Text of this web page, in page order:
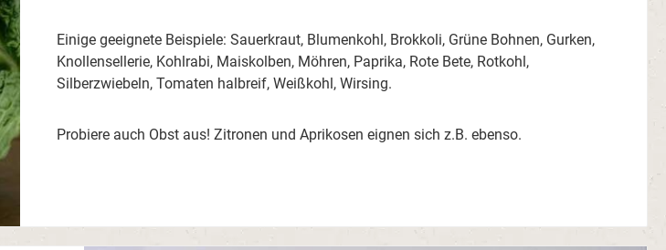
Einige geeignete Beispiele: Sauerkraut, Blumenkohl, Brokkoli, Grüne Bohnen, Gurken,
Knollensellerie, Kohlrabi, Maiskolben, Möhren, Paprika, Rote Bete, Rotkohl,
Silberzwiebeln, Tomaten halbreif, Weißkohl, Wirsing.
Probiere auch Obst aus! Zitronen und Aprikosen eignen sich z.B. ebenso.